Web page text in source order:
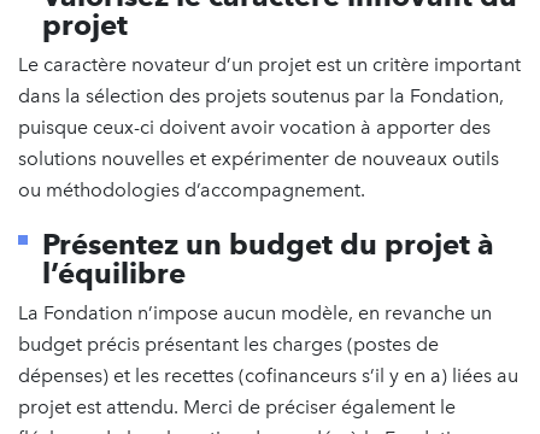
projet
Le caractère novateur d’un projet est un critère important
dans la sélection des projets soutenus par la Fondation,
puisque ceux-ci doivent avoir vocation à apporter des
solutions nouvelles et expérimenter de nouveaux outils
ou méthodologies d’accompagnement.
Présentez un budget du projet à
l’équilibre
La Fondation n’impose aucun modèle, en revanche un
budget précis présentant les charges (postes de
dépenses) et les recettes (cofinanceurs s’il y en a) liées au
projet est attendu. Merci de préciser également le